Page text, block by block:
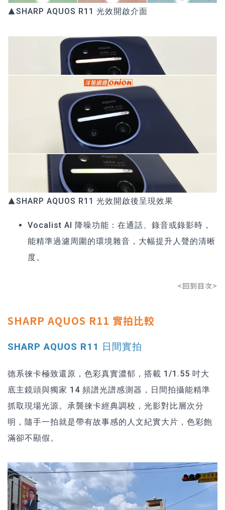
▲SHARP AQUOS R11 光效開啟介面
▲SHARP AQUOS R11 光效開啟後呈現效果
Vocalist AI 降噪功能：在通話、錄音或錄影時，
能精準過濾周圍的環境雜音，大幅提升人聲的清晰
度。
<回到目次>
SHARP AQUOS R11 實拍比較
SHARP AQUOS R11 日間實拍
德系徠卡極致還原，色彩真實濃郁，搭載 1/1.55 吋大
底主鏡頭與獨家 14 頻譜光譜感測器，日間拍攝能精準
抓取現場光源。承襲徠卡經典調校，光影對比層次分
明，隨手一拍就是帶有故事感的人文紀實大片，色彩飽
滿卻不顯假。